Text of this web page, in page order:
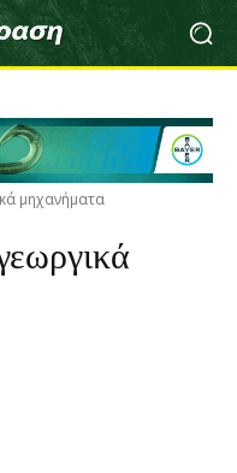
μηχανήματα